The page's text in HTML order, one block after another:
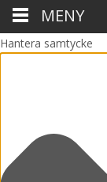
Hantera samtycke
MENY